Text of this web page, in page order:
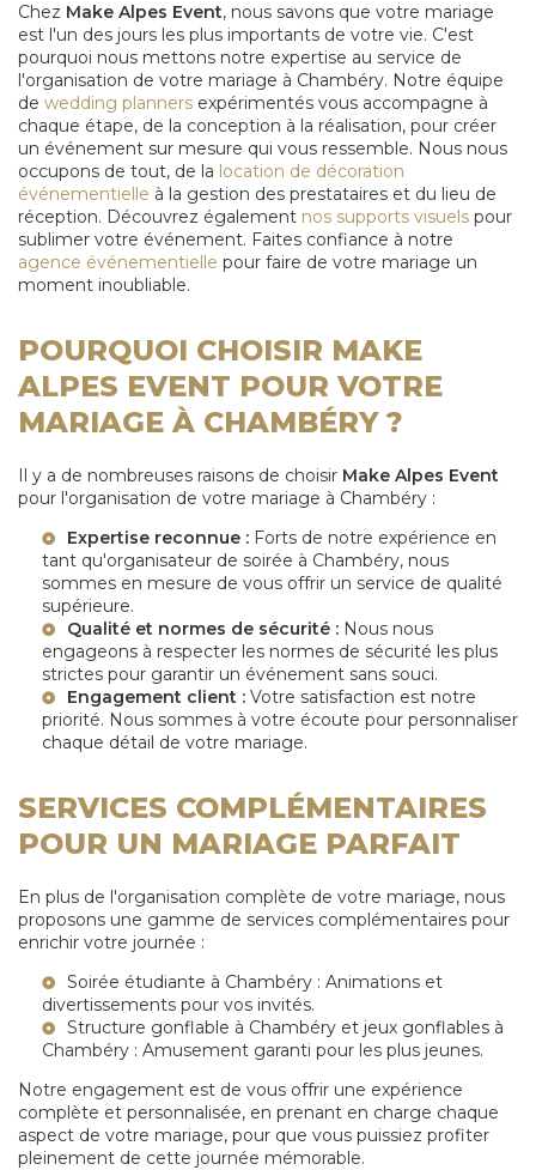
Chez Make Alpes Event, nous savons que votre mariage
est l'un des jours les plus importants de votre vie. C'est
pourquoi nous mettons notre expertise au service de
l'organisation de votre mariage à Chambéry. Notre équipe
de wedding planners expérimentés vous accompagne à
chaque étape, de la conception à la réalisation, pour créer
un événement sur mesure qui vous ressemble. Nous nous
occupons de tout, de la location de décoration
événementielle à la gestion des prestataires et du lieu de
réception. Découvrez également nos supports visuels pour
sublimer votre événement. Faites confiance à notre
agence événementielle pour faire de votre mariage un
moment inoubliable.
POURQUOI CHOISIR MAKE
ALPES EVENT POUR VOTRE
MARIAGE À CHAMBÉRY ?
Il y a de nombreuses raisons de choisir Make Alpes Event
pour l'organisation de votre mariage à Chambéry :
Expertise reconnue : Forts de notre expérience en
tant qu'organisateur de soirée à Chambéry, nous
sommes en mesure de vous offrir un service de qualité
supérieure.
Qualité et normes de sécurité : Nous nous
engageons à respecter les normes de sécurité les plus
strictes pour garantir un événement sans souci.
Engagement client : Votre satisfaction est notre
priorité. Nous sommes à votre écoute pour personnaliser
chaque détail de votre mariage.
SERVICES COMPLÉMENTAIRES
POUR UN MARIAGE PARFAIT
En plus de l'organisation complète de votre mariage, nous
proposons une gamme de services complémentaires pour
enrichir votre journée :
Soirée étudiante à Chambéry : Animations et
divertissements pour vos invités.
Structure gonflable à Chambéry et jeux gonflables à
Chambéry : Amusement garanti pour les plus jeunes.
Notre engagement est de vous offrir une expérience
complète et personnalisée, en prenant en charge chaque
aspect de votre mariage, pour que vous puissiez profiter
pleinement de cette journée mémorable.